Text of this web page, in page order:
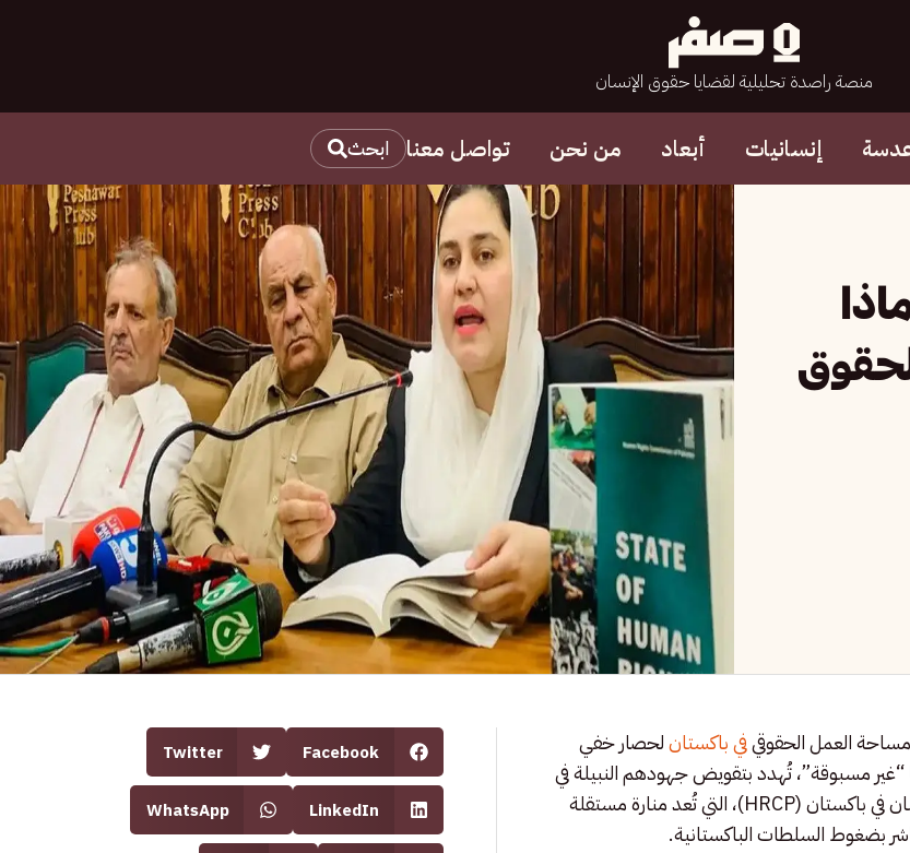
منصة راصدة تحليلية لقضايا حقوق الإنسان
إنسانيات أبعاد من نحن تواصل معنا ابحث
العمل الحقوقيفي باكستانلحصار خفي
مسبوقة”، تُهدد بتقويض جهودهم النبيلة في
الدفاع عن الحريات المدنية والكرامة الإنسانية، وقد حذرت لجنة حقوق الإنسان في باكستان (HRCP)، التي تُعد منارة مستقلة
بضغوط السلطات الباكستانية.
Facebook
Twitter
LinkedIn
WhatsApp